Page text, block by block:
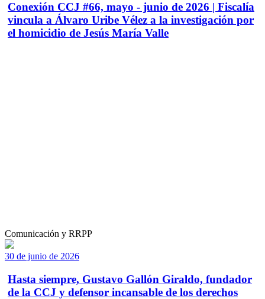
Conexión CCJ #66, mayo - junio de 2026 | Fiscalía
vincula a Álvaro Uribe Vélez a la investigación por
el homicidio de Jesús María Valle
Comunicación y RRPP
30 de junio de 2026
Hasta siempre, Gustavo Gallón Giraldo, fundador
de la CCJ y defensor incansable de los derechos